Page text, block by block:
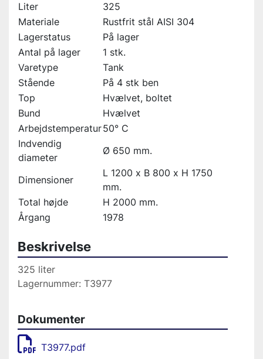
Liter
325
Materiale
Rustfrit stål AISI 304
Lagerstatus
På lager
Antal på lager
1 stk.
Varetype
Tank
Stående
På 4 stk ben
Top
Hvælvet, boltet
Bund
Hvælvet
Arbejdstemperatur50° C
Indvendig
diameter
Ø 650 mm.
Dimensioner
L 1200 x B 800 x H 1750
mm.
Total højde
H 2000 mm.
Årgang
1978
Beskrivelse
325 liter
Lagernummer: T3977
Dokumenter
T3977.pdf